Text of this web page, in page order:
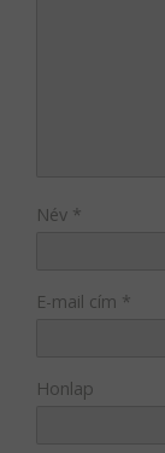
Név *
E-mail cím *
Honlap